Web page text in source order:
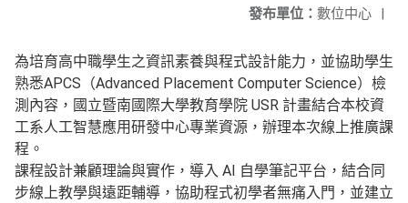
發布單位： 數位中心 |
為培育高中職學生之資訊素養與程式設計能力，並協助學生
熟悉APCS（Advanced Placement Computer Science）檢
測內容，國立暨南國際大學教育學院 USR 計畫結合本校資
工系人工智慧應用研發中心專業資源，辦理本次線上推廣課
程。
課程設計兼顧理論與實作，導入 AI 自學筆記平台，結合同
步線上教學與遠距輔導，協助程式初學者無痛入門，並建立